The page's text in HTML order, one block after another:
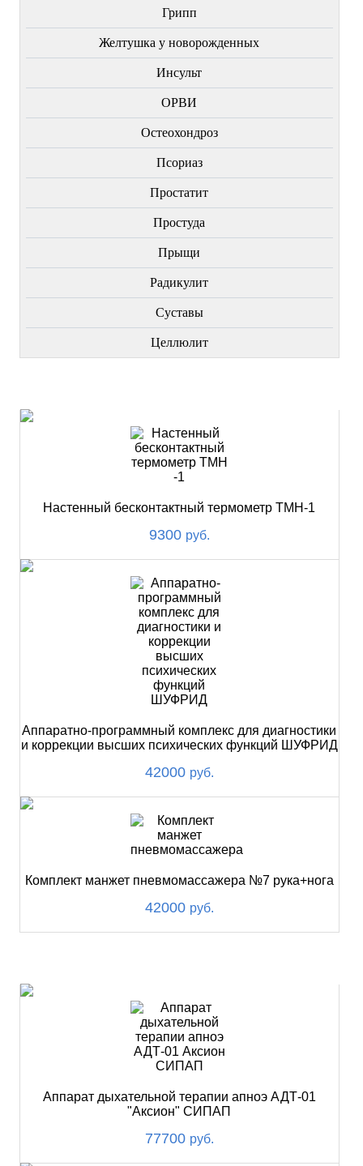
Грипп
Желтушка у новорожденных
Инсульт
ОРВИ
Остеохондроз
Пcориаз
Простатит
Простуда
Прыщи
Радикулит
Суставы
Целлюлит
Настенный бесконтактный термометр ТМН-1
9300 руб.
Аппаратно-программный комплекс для диагностики
и коррекции высших психических функций ШУФРИД
42000 руб.
Комплект манжет пневмомассажера №7 рука+нога
42000 руб.
Аппарат дыхательной терапии апноэ АДТ-01
"Аксион" СИПАП
77700 руб.